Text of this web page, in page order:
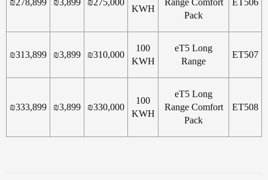
ET506
Range Comfort
Pack
KWH
₪275,000
₪3,899
₪278,899
ET507
eT5 Long
Range
100
KWH
₪310,000
₪3,899
₪313,899
ET508
eT5 Long
Range Comfort
Pack
100
KWH
₪330,000
₪3,899
₪333,899